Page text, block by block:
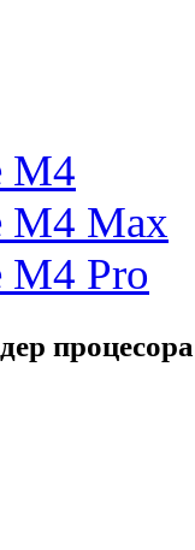
M4
M4 Max
M4 Pro
процесора